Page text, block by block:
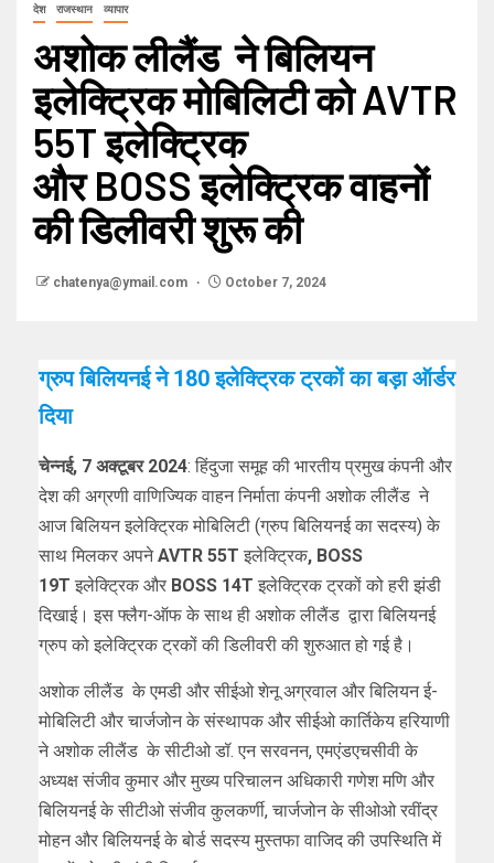
देश राजस्थान व्यापार
अशोक लीलैंड ने बिलियन
इलेक्ट्रिक मोबिलिटी को AVTR
55T इलेक्ट्रिक
और BOSS इलेक्ट्रिक वाहनों
की डिलीवरी शुरू की
chatenya@ymail.com October 7, 2024
ग्रुप बिलियनई ने 180 इलेक्ट्रिक ट्रकों का बड़ा ऑर्डर
दिया
चेन्नई, 7 अक्टूबर 2024: हिंदुजा समूह की भारतीय प्रमुख कंपनी और
देश की अग्रणी वाणिज्यिक वाहन निर्माता कंपनी अशोक लीलैंड ने
आज बिलियन इलेक्ट्रिक मोबिलिटी (ग्रुप बिलियनई का सदस्य) के
साथ मिलकर अपनेAVTR 55T इलेक्ट्रिक, BOSS
19T इलेक्ट्रिक और BOSS 14T इलेक्ट्रिक ट्रकों को हरी झंडी
दिखाई। इस फ्लैग-ऑफ के साथ ही अशोक लीलैंड द्वारा बिलियनई
ग्रुप को इलेक्ट्रिक ट्रकों की डिलीवरी की शुरुआत हो गई है।
अशोक लीलैंड के एमडी और सीईओ शेनू अग्रवाल और बिलियन ई-
मोबिलिटी और चार्जजोन के संस्थापक और सीईओ कार्तिकेय हरियाणी
ने अशोक लीलैंड के सीटीओ डॉ. एन सरवनन, एमएंडएचसीवी के
अध्यक्ष संजीव कुमार और मुख्य परिचालन अधिकारी गणेश मणि और
बिलियनई के सीटीओ संजीव कुलकर्णी, चार्जजोन के सीओओ रवींद्र
मोहन और बिलियनई के बोर्ड सदस्य मुस्तफा वाजिद की उपस्थिति में